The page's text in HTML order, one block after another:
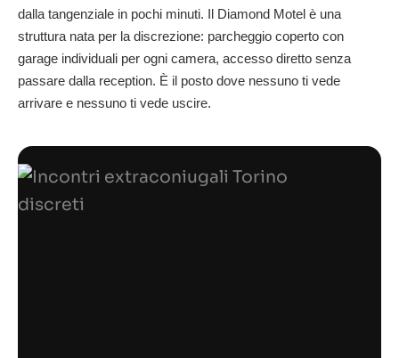
dalla tangenziale in pochi minuti. Il Diamond Motel è una
struttura nata per la discrezione: parcheggio coperto con
garage individuali per ogni camera, accesso diretto senza
passare dalla reception. È il posto dove nessuno ti vede
arrivare e nessuno ti vede uscire.